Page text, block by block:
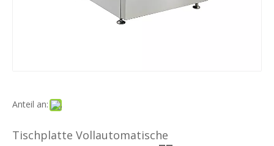
Anteil an:
Tischplatte Vollautomatische